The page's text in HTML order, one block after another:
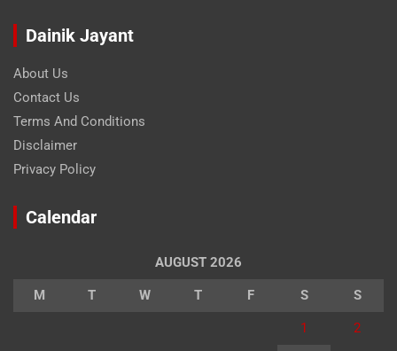
Dainik Jayant
About Us
Contact Us
Terms And Conditions
Disclaimer
Privacy Policy
Calendar
AUGUST 2026
M T W T F S S
1 2